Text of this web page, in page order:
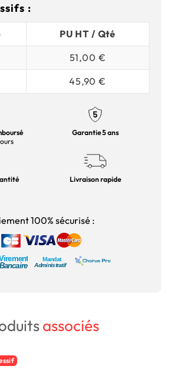
:
PU HT / Qté
51,00 €
45,90 €
Garantie 5 ans
Livraison rapide
100% sécurisé :
associés